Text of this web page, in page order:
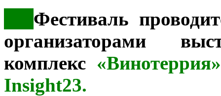
Фестиваль
организаторами
комплекс «Винотеррия»
Insight23.